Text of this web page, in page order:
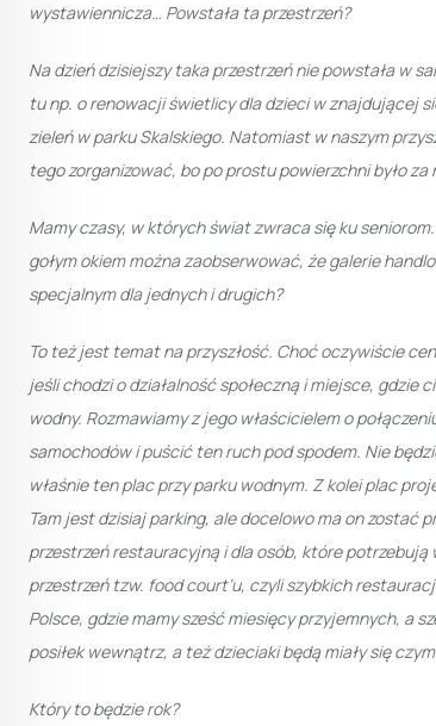
wystawiennicza… Powstała ta przestrzeń?
Na dzień dzisiejszy taka przestrzeń nie powstała w
tu np. o renowacji świetlicy dla dzieci w znajdującej
zieleń w parku Skalskiego. Natomiast w naszym
tego zorganizować, bo po prostu powierzchni było za
Mamy czasy, w których świat zwraca się ku
gołym okiem można zaobserwować, że galerie
specjalnym dla jednych i drugich?
To też jest temat na przyszłość. Choć oczywiście
jeśli chodzi o działalność społeczną i miejsce, gdzie
wodny. Rozmawiamy z jego właścicielem o
samochodów i puścić ten ruch pod spodem. Nie
właśnie ten plac przy parku wodnym. Z kolei plac
Tam jest dzisiaj parking, ale docelowo ma on zostać
przestrzeń restauracyjną i dla osób, które
przestrzeń tzw. food court’u, czyli szybkich
Polsce, gdzie mamy sześć miesięcy przyjemnych, a
posiłek wewnątrz, a też dzieciaki będą miały się
Który to będzie rok?